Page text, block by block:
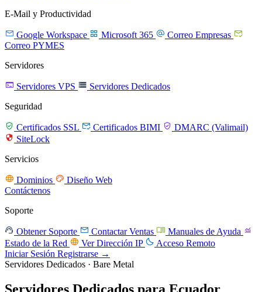
E-Mail y Productividad
 Google Workspace  Microsoft 365  Correo Empresas 
Correo PYMES
Servidores
 Servidores VPS  Servidores Dedicados
Seguridad
 Certificados SSL  Certificados BIMI  DMARC (Valimail)
 SiteLock
Servicios
 Dominios  Diseño Web
Contáctenos
Soporte
 Obtener Soporte  Contactar Ventas  Manuales de Ayuda 
Estado de la Red  Ver Dirección IP  Acceso Remoto
Iniciar Sesión Registrarse →
Servidores Dedicados · Bare Metal